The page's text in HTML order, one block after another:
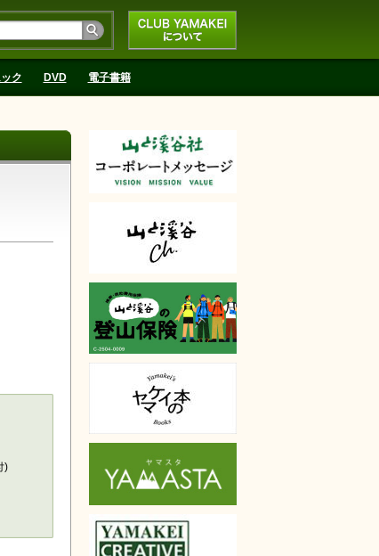
CLUB YAMAKEIにつ
いて
ク DVD 電子書籍
)